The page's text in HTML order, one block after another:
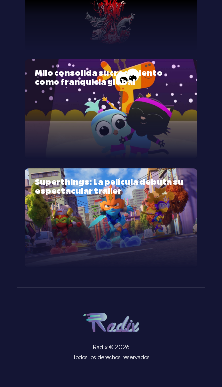
Milo consolida su crecimiento
como franquicia global
Superthings: La película debuta su
espectacular trailer
Radix © 2026
Todos los derechos reservados